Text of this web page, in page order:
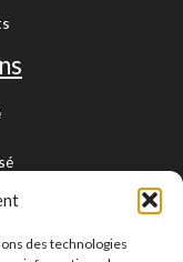
des technologies